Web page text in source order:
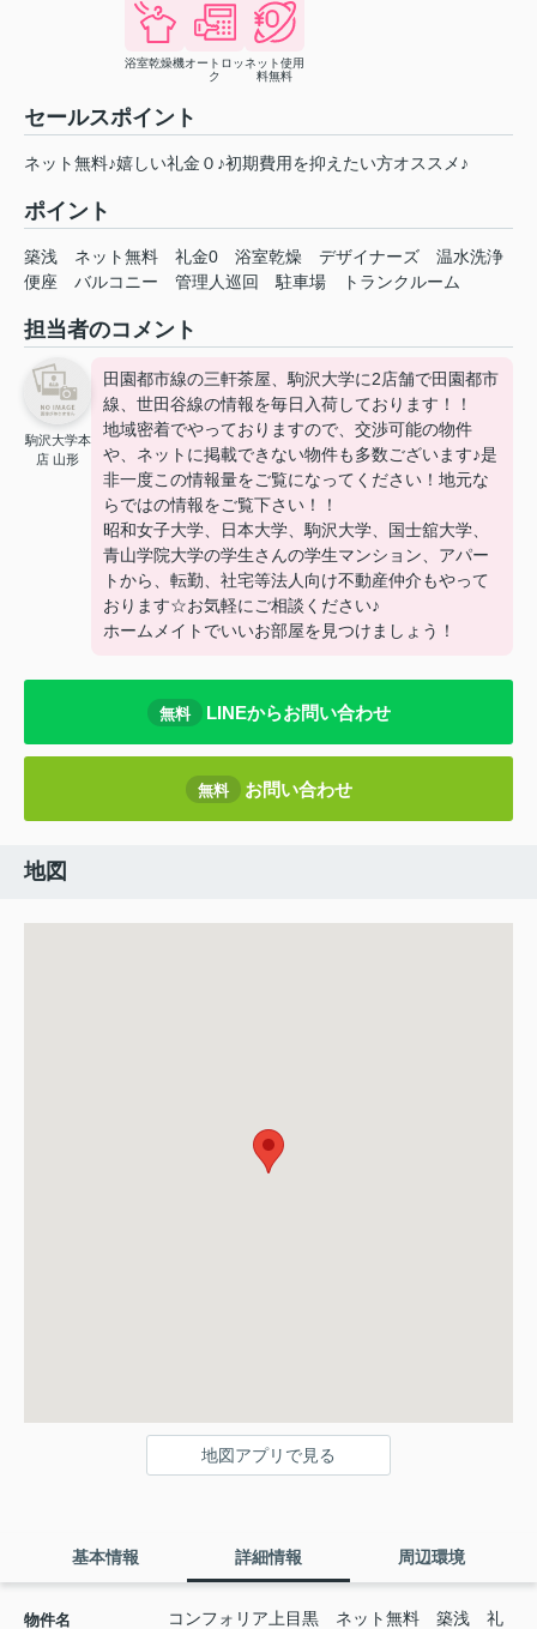
浴室乾燥機オートロッ
ク
ネット使用
料無料
セールスポイント
ネット無料♪嬉しい礼金０♪初期費用を抑えたい方オススメ♪
ポイント
築浅 ネット無料 礼金0 浴室乾燥 デザイナーズ
温水洗浄
便座
バルコニー 管理人巡回 駐車場 トランクルーム
担当者のコメント
駒沢大学本
店 山形
田園都市線の三軒茶屋、駒沢大学に2店舗で田園都市
線、世田谷線の情報を毎日入荷しております！！
地域密着でやっておりますので、交渉可能の物件
や、ネットに掲載できない物件も多数ございます♪是
非一度この情報量をご覧になってください！地元な
らではの情報をご覧下さい！！
昭和女子大学、日本大学、駒沢大学、国士舘大学、
青山学院大学の学生さんの学生マンション、アパー
トから、転勤、社宅等法人向け不動産仲介もやって
おります☆お気軽にご相談ください♪
ホームメイトでいいお部屋を見つけましょう！
無料 LINEからお問い合わせ
無料 お問い合わせ
地図
地図アプリで見る
基本情報 詳細情報 周辺環境
物件名 コンフォリア上目黒 ネット無料 築浅 礼